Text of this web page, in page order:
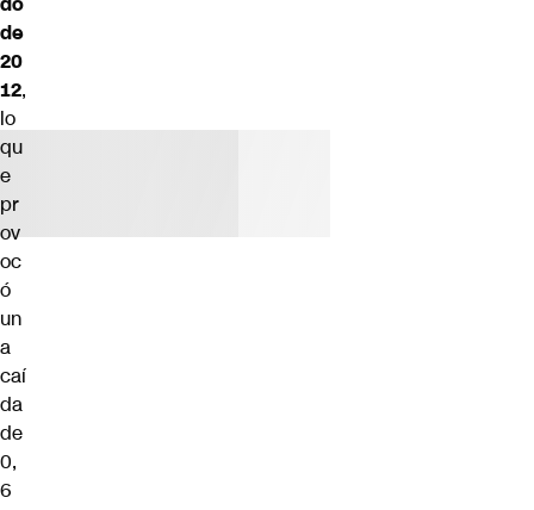
de
20
12,
lo
qu
e
pr
ov
oc
ó
un
a
caí
da
de
0,
6